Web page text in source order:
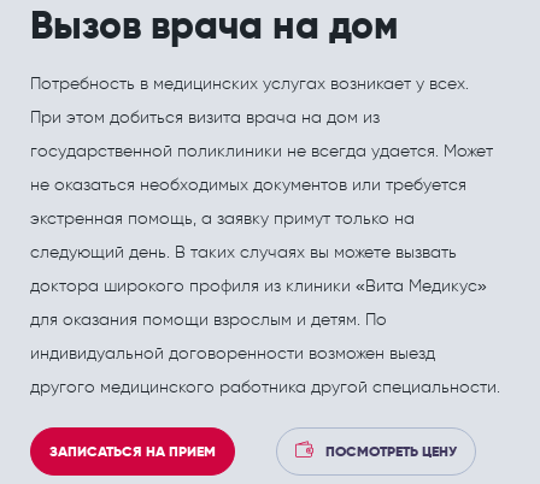
Аллергология и иммунология
Гастроэнтерология
Кардиология
Кинезитерапия (ЛФК)
Колопроктология
Лечебный массаж
Мануальная терапия
Неврология
Нефрология
Отоларингология
Педиатрия
Рефлекторная терапия (рефлексотерапия)
Травматология и ортопедия
Урология и андрология
Физиотерапия
Флебология
Хирургия
ПОЛЕЗНЫЕ СТАТЬИПОЛЕЗНЫЕ СТАТЬИ
Вызов врача на дом
Потребность в медицинских услугах возникает у всех.
При этом добиться визита врача на дом из
государственной поликлиники не всегда удается. Может
не оказаться необходимых документов или требуется
экстренная помощь, а заявку примут только на
следующий день. В таких случаях вы можете вызвать
доктора широкого профиля из клиники «Вита Медикус»
для оказания помощи взрослым и детям. По
индивидуальной договоренности возможен выезд
другого медицинского работника другой специальности.
ЗАПИСАТЬСЯ НА ПРИЕМ ПОСМОТРЕТЬ ЦЕНУ